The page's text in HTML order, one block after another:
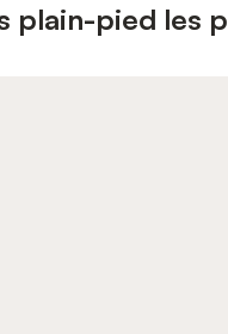
plain-pied les